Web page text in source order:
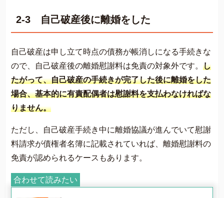
2-3 自己破産後に離婚をした
自己破産は申し立て時点の債務が帳消しになる手続きな
ので、自己破産後の離婚慰謝料は免責の対象外です。 し
たがって、自己破産の手続きが完了した後に離婚をした
場合、基本的に有責配偶者は慰謝料を支払わなければな
りません。
ただし、自己破産手続き中に離婚協議が進んでいて慰謝
料請求が債権者名簿に記載されていれば、離婚慰謝料の
免責が認められるケースもあります。
合わせて読みたい